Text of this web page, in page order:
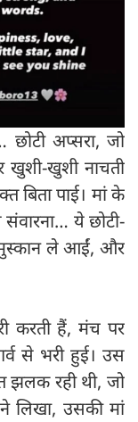
अप्सरा, जो
खुशी नाचती
बिता पाई। मां के
ये छोटी-
मुस्कान ले आईं, और
करती हैं, मंच पर
से भरी हुई। उस
झलक रही थी, जो
लिखा, उसकी मां